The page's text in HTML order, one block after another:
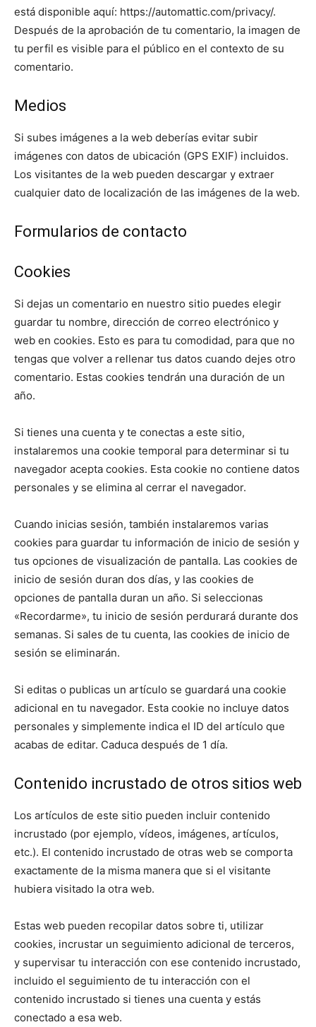
está disponible aquí: https://automattic.com/privacy/.
Después de la aprobación de tu comentario, la imagen de
tu perfil es visible para el público en el contexto de su
comentario.
Medios
Si subes imágenes a la web deberías evitar subir
imágenes con datos de ubicación (GPS EXIF) incluidos.
Los visitantes de la web pueden descargar y extraer
cualquier dato de localización de las imágenes de la web.
Formularios de contacto
Cookies
Si dejas un comentario en nuestro sitio puedes elegir
guardar tu nombre, dirección de correo electrónico y
web en cookies. Esto es para tu comodidad, para que no
tengas que volver a rellenar tus datos cuando dejes otro
comentario. Estas cookies tendrán una duración de un
año.
Si tienes una cuenta y te conectas a este sitio,
instalaremos una cookie temporal para determinar si tu
navegador acepta cookies. Esta cookie no contiene datos
personales y se elimina al cerrar el navegador.
Cuando inicias sesión, también instalaremos varias
cookies para guardar tu información de inicio de sesión y
tus opciones de visualización de pantalla. Las cookies de
inicio de sesión duran dos días, y las cookies de
opciones de pantalla duran un año. Si seleccionas
«Recordarme», tu inicio de sesión perdurará durante dos
semanas. Si sales de tu cuenta, las cookies de inicio de
sesión se eliminarán.
Si editas o publicas un artículo se guardará una cookie
adicional en tu navegador. Esta cookie no incluye datos
personales y simplemente indica el ID del artículo que
acabas de editar. Caduca después de 1 día.
Contenido incrustado de otros sitios web
Los artículos de este sitio pueden incluir contenido
incrustado (por ejemplo, vídeos, imágenes, artículos,
etc.). El contenido incrustado de otras web se comporta
exactamente de la misma manera que si el visitante
hubiera visitado la otra web.
Estas web pueden recopilar datos sobre ti, utilizar
cookies, incrustar un seguimiento adicional de terceros,
y supervisar tu interacción con ese contenido incrustado,
incluido el seguimiento de tu interacción con el
contenido incrustado si tienes una cuenta y estás
conectado a esa web.